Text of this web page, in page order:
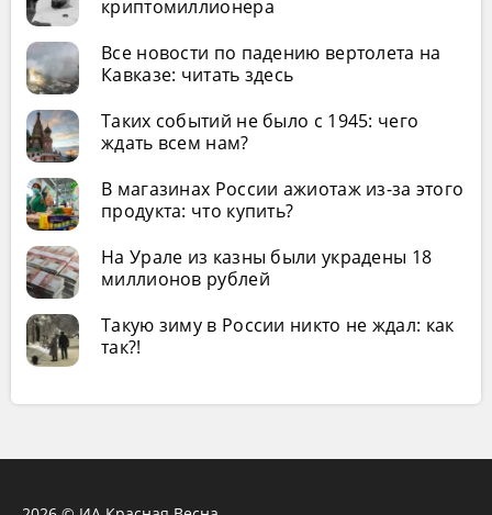
криптомиллионера
Все новости по падению вертолета на
Кавказе: читать здесь
Таких событий не было с 1945: чего
ждать всем нам?
В магазинах России ажиотаж из-за этого
продукта: что купить?
На Урале из казны были украдены 18
миллионов рублей
Такую зиму в России никто не ждал: как
так?!